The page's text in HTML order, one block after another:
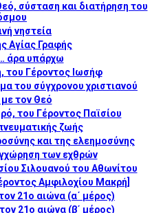
σύσταση και διατήρηση του
νηστεία
Αγίας Γραφής
άρα υπάρχω
του Γέροντος Ιωσήφ
του σύγχρονου χριστιανού
τον Θεό
του Γέροντος Παϊσίου
ζωής
και της ελεημοσύνης
των εχθρών
Σιλουανού του Αθωνίτου
Αμφιλοχίου Μακρή]
21ο αιώνα (α΄ μέρος)
21ο αιώνα (β΄ μέρος)